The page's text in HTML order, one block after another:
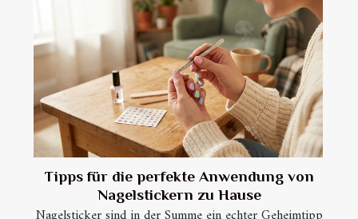
Tipps für die perfekte Anwendung von
Nagelstickern zu Hause